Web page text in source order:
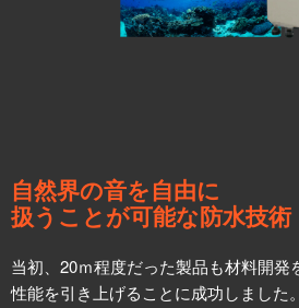
自然界の音を自由に
扱うことが可能な防水技術
当初、20ｍ程度だった製品も材料開発
性能を引き上げることに成功しました